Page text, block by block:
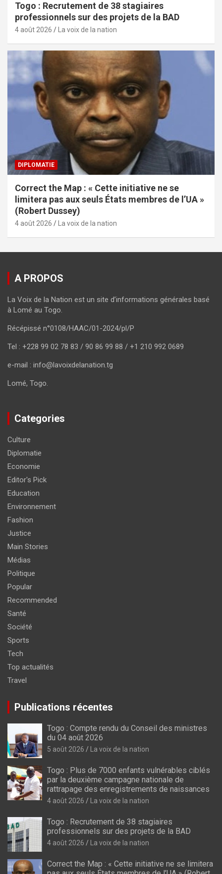
Togo : Recrutement de 38 stagiaires
professionnels sur des projets de la BAD
4 août 2026 La voix de la nation
DIPLOMATIE
Correct the Map : « Cette initiative ne se
limitera pas aux seuls États membres de l’UA »
(Robert Dussey)
4 août 2026 La voix de la nation
A PROPOS
La Voix de la Nation est un site d’informations générales basé
à Lomé au Togo.
Récépissé n°0108/HAAC/01-2024/pl/P
Tel : +228 99 02 78 83 / 90 86 99 88 / +1 210 992 0689
e-mail : info@lavoixdelanation.tg
Lomé, Togo.
Categories
Culture
Diplomatie
Economie
Editor's Pick
Education
Environnement
Fashion
Justice
Main Stories
Médias
Politique
Popular
Recommended
Santé
Société
Sports
Tech
Top actualités
Travel
Publications récentes
Togo : Compte rendu du Conseil des ministres
du 04 août 2026
5 août 2026 La voix de la nation
Togo : Plus de 7000 enfants vulnérables ciblés
par la deuxième campagne nationale de
rattrapage des enregistrements de naissances
4 août 2026 La voix de la nation
Togo : Recrutement de 38 stagiaires
professionnels sur des projets de la BAD
4 août 2026 La voix de la nation
Correct the Map : « Cette initiative ne se limitera